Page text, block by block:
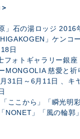
」石の湯ロッジ 2016
」ケンコ
18日
フォトギャラリー銀座
MONGOLIA 慈愛と祈
月31 日～ 6月 11 日 、キ
「ここから」「瞬光明
NONET 」「風の輪郭」